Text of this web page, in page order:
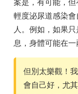
案是，有可能，
輕度泌尿道感染
人。例如，如果
息，身體可能在一
但別太樂觀！
會自己好，尤